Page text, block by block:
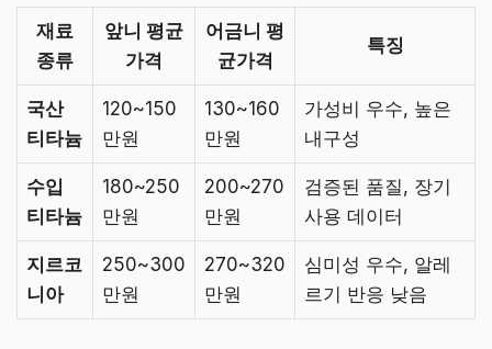
재료
종류
앞니 평균
가격
어금니 평
균가격
특징
국산
티타늄
120~150
만원
130~160
만원
가성비 우수, 높은
내구성
수입
티타늄
180~250
만원
200~270
만원
검증된 품질, 장기
사용 데이터
지르코
니아
250~300
만원
270~320
만원
심미성 우수, 알레
르기 반응 낮음